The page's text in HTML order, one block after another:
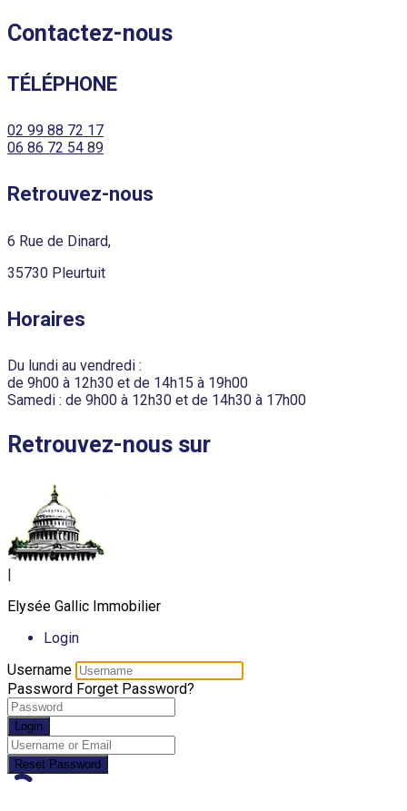
Contactez-nous
TÉLÉPHONE
02 99 88 72 17
06 86 72 54 89
Retrouvez-nous
6 Rue de Dinard,
35730 Pleurtuit
Horaires
Du lundi au vendredi :
de 9h00 à 12h30 et de 14h15 à 19h00
Samedi : de 9h00 à 12h30 et de 14h30 à 17h00
Retrouvez-nous sur
|
Elysée Gallic Immobilier
Login
Username
Password Forget Password?
Login
Reset Password